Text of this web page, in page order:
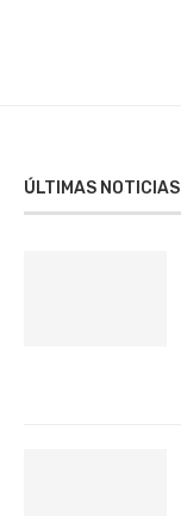
ÚLTIMAS NOTICIAS